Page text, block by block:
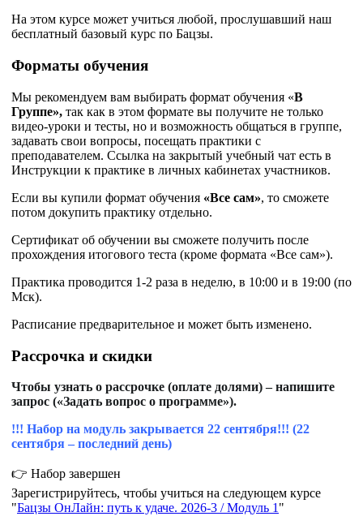
На этом курсе может учиться любой, прослушавший наш
бесплатный базовый курс по Бацзы.
Форматы обучения
Мы рекомендуем вам выбирать формат обучения «В
Группе», так как в этом формате вы получите не только
видео-уроки и тесты, но и возможность общаться в группе,
задавать свои вопросы, посещать практики с
преподавателем. Ссылка на закрытый учебный чат есть в
Инструкции к практике в личных кабинетах участников.
Если вы купили формат обучения «Все сам», то сможете
потом докупить практику отдельно.
Сертификат об обучении вы сможете получить после
прохождения итогового теста (кроме формата «Все сам»).
Практика проводится 1-2 раза в неделю, в 10:00 и в 19:00 (по
Мск).
Расписание предварительное и может быть изменено.
Рассрочка и скидки
Чтобы узнать о рассрочке (оплате долями) – напишите
запрос («Задать вопрос о программе»).
!!! Набор на модуль закрывается 22 сентября!!! (22
сентября – последний день)
👉 Набор завершен
Зарегистрируйтесь, чтобы учиться на следующем курсе
Бацзы ОнЛайн: путь к удаче. 2026-3 / Модуль 1